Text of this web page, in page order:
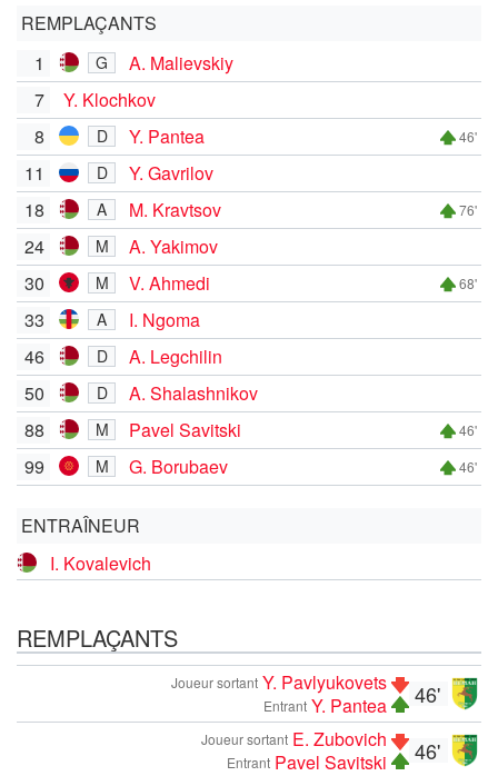
REMPLAÇANTS
1
G
A. Malievskiy
7
Y. Klochkov
8
D Y. Pantea 46'
11 D
Y. Gavrilov
18
A M. Kravtsov 76'
24 M
A. Yakimov
30
M V. Ahmedi 68'
33 A
I. Ngoma
46
D
A. Legchilin
50
D
A. Shalashnikov
88
M Pavel Savitski 46'
99 M G. Borubaev 46'
ENTRAÎNEUR
I. Kovalevich
REMPLAÇANTS
46'
Joueur sortant Y. Pavlyukovets
Entrant Y. Pantea
46'
Joueur sortant E. Zubovich
Entrant Pavel Savitski